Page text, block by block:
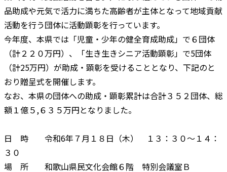
品助成や元気で活力に満ちた高齢者が主体となって地域貢献
活動を行う団体に活動顕彰を行っています。
今年度、本県では「児童・少年の健全育成助成」で６団体
（計２２０万円）、「生き生きシニア活動顕彰」で5団体
（計25万円）が助成・顕彰を受けることとなり、下記のと
おり贈呈式を開催します。
なお、本県の団体への助成・顕彰累計は合計３５２団体、総
額１億５,６３５万円となりました。
日 時 令和6年７月１８日（木） １３：３０～１４：
３０
場 所 和歌山県民文化会館６階 特別会議室Ｂ